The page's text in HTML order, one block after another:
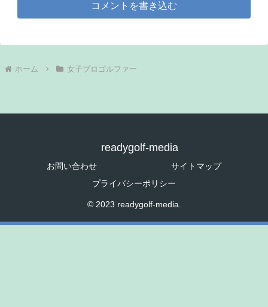
コメントを書き込む
ホーム 女子プロゴルファー
readygolf-media
お問い合わせ
サイトマップ
プライバシーポリシー
© 2023 readygolf-media.